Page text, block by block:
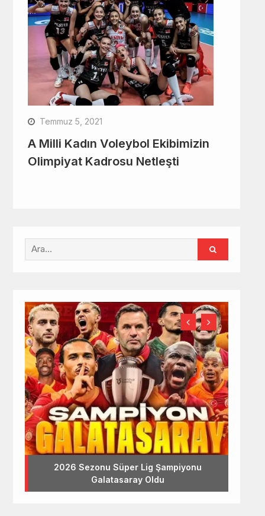
Temmuz 5, 2021
A Milli Kadın Voleybol Ekibimizin
Olimpiyat Kadrosu Netleşti
2026 Sezonu Süper Lig Şampiyonu
Galatasaray Oldu